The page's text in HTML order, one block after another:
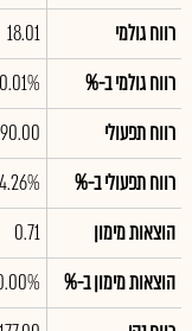
רווח גולמי
18.01
רווח גולמי ב-%
0.01%
רווח תפעולי
רווח תפעולי ב-%
4.26%
הוצאות מימון
0.71
הוצאות מימון ב-%